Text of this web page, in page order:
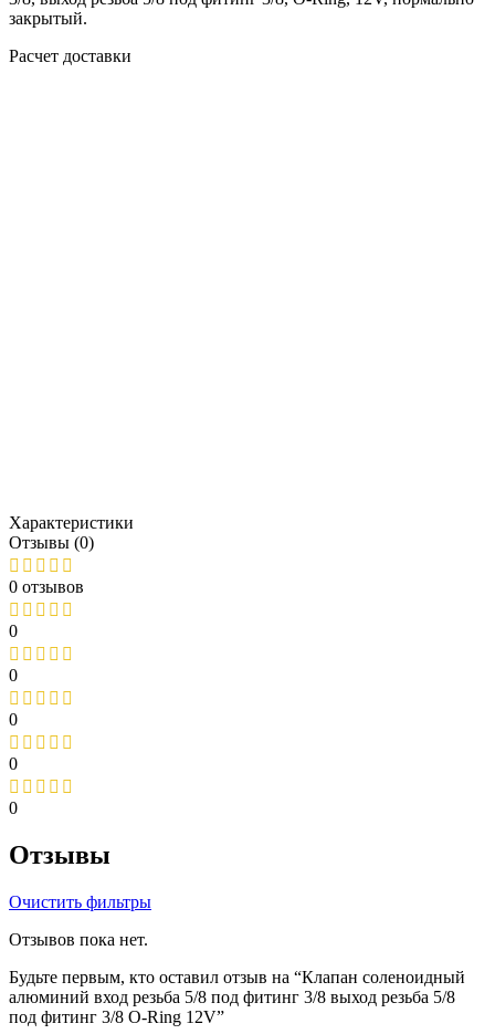
закрытый.
Расчет доставки
Характеристики
Отзывы (0)
0 отзывов
0
0
0
0
0
Отзывы
Очистить фильтры
Отзывов пока нет.
Будьте первым, кто оставил отзыв на “Клапан соленоидный
алюминий вход резьба 5/8 под фитинг 3/8 выход резьба 5/8
под фитинг 3/8 O-Ring 12V”